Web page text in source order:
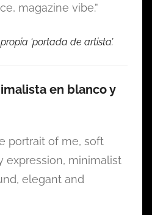
magazine vibe.”
‘portada de artista’.
en blanco y
portrait of me, soft
expression, minimalist
elegant and